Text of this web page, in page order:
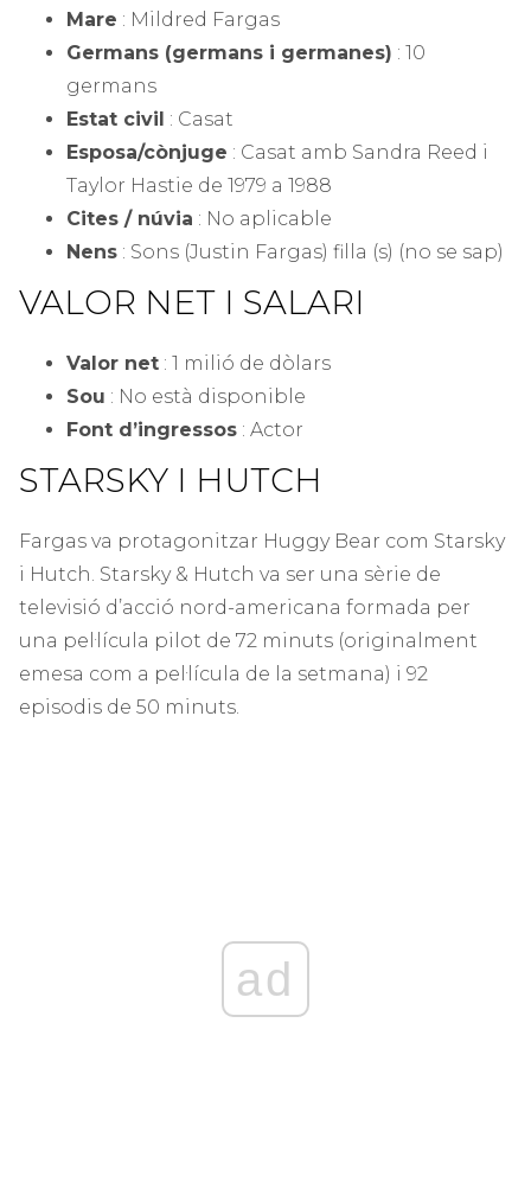
Mare : Mildred Fargas
Germans (germans i germanes) : 10
germans
Estat civil : Casat
Esposa/cònjuge : Casat amb Sandra Reed i
Taylor Hastie de 1979 a 1988
Cites / núvia : No aplicable
Nens : Sons (Justin Fargas) filla (s) (no se sap)
VALOR NET I SALARI
Valor net : 1 milió de dòlars
Sou : No està disponible
Font d’ingressos : Actor
STARSKY I HUTCH
Fargas va protagonitzar Huggy Bear com Starsky
i Hutch. Starsky & Hutch va ser una sèrie de
televisió d’acció nord-americana formada per
una pel·lícula pilot de 72 minuts (originalment
emesa com a pel·lícula de la setmana) i 92
episodis de 50 minuts.
ad